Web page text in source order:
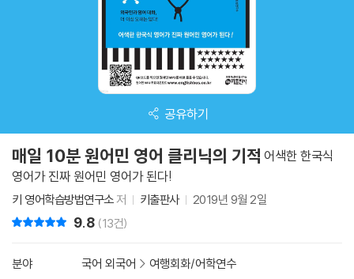
공유하기
매일 10분 원어민 영어 클리닉의 기적 어색한 한국식
영어가 진짜 원어민 영어가 된다!
키 영어학습방법연구소저 키출판사 2019년 9월 2일
9.8 (13건)
분야 국어 외국어 > 여행회화/어학연수